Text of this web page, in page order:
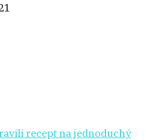
recept na jednoduchý